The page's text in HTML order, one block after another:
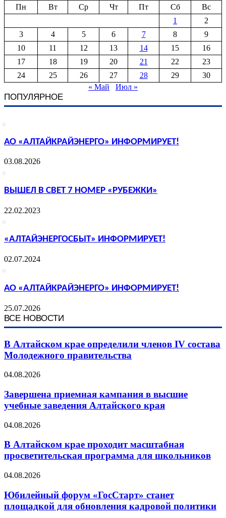
Пн
Вт Ср Чт Пт Сб
Вс
1
2
3
4 5 6 7 8
9
10
11 12 13 14 15
16
17
18 19 20 21 22
23
24
25 26 27 28 29
30
« Май
Июл »
ПОПУЛЯРНОЕ
АО «АЛТАЙКРАЙЭНЕРГО» ИНФОРМИРУЕТ!
03.08.2026
ВЫШЕЛ В СВЕТ 7 НОМЕР «РУБЕЖКИ»
22.02.2023
«АЛТАЙЭНЕРГОСБЫТ» ИНФОРМИРУЕТ!
02.07.2024
АО «АЛТАЙКРАЙЭНЕРГО» ИНФОРМИРУЕТ!
25.07.2026
ВСЕ НОВОСТИ
В Алтайском крае определили членов IV состава
Молодежного правительства
04.08.2026
Завершена приемная кампания в высшие
учебные заведения Алтайского края
04.08.2026
В Алтайском крае проходит масштабная
просветительская программа для школьников
04.08.2026
Юбилейный форум «ГосСтарт» станет
площадкой для обновления кадровой политики